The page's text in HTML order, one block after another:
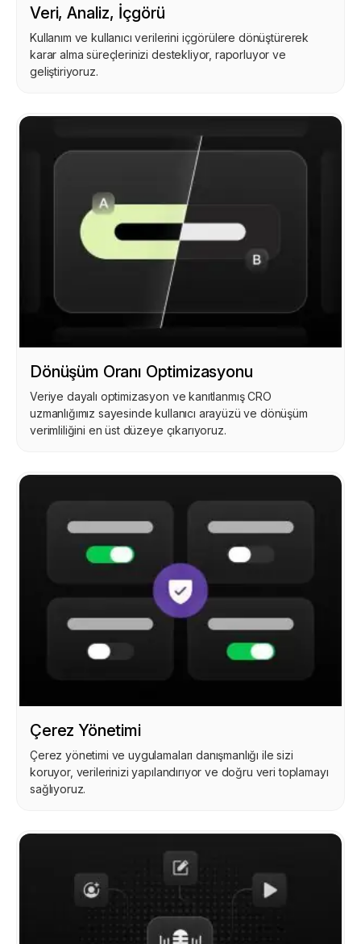
Veri, Analiz, İçgörü
Kullanım ve kullanıcı verilerini içgörülere dönüştürerek
karar alma süreçlerinizi destekliyor, raporluyor ve
geliştiriyoruz.
Dönüşüm Oranı Optimizasyonu
Veriye dayalı optimizasyon ve kanıtlanmış CRO
uzmanlığımız sayesinde kullanıcı arayüzü ve dönüşüm
verimliliğini en üst düzeye çıkarıyoruz.
Çerez Yönetimi
Çerez yönetimi ve uygulamaları danışmanlığı ile sizi
koruyor, verilerinizi yapılandırıyor ve doğru veri toplamayı
sağlıyoruz.